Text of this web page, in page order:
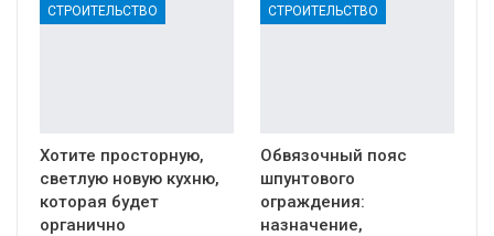
СТРОИТЕЛЬСТВО
Хотите просторную,
светлую новую кухню,
которая будет
органично
СТРОИТЕЛЬСТВО
Обвязочный пояс
шпунтового
ограждения:
назначение,